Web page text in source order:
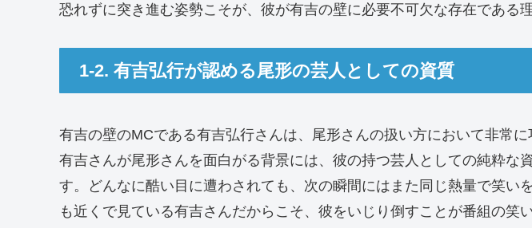
恐れずに突き進む姿勢こそが、彼が有吉の壁に必要不可欠な存在である理
1-2. 有吉弘行が認める尾形の芸人としての資質
有吉の壁のMCである有吉弘行さんは、尾形さんの扱い方において非常に
有吉さんが尾形さんを面白がる背景には、彼の持つ芸人としての純粋な
す。どんなに酷い目に遭わされても、次の瞬間にはまた同じ熱量で笑い
も近くで見ている有吉さんだからこそ、彼をいじり倒すことが番組の笑